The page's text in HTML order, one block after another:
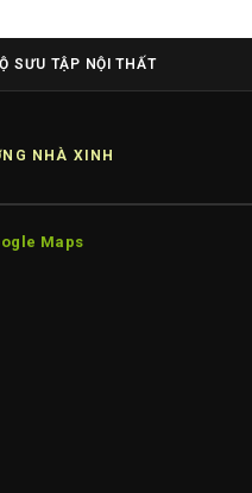
SƯU TẬP NỘI THẤT
NHÀ XINH
Maps